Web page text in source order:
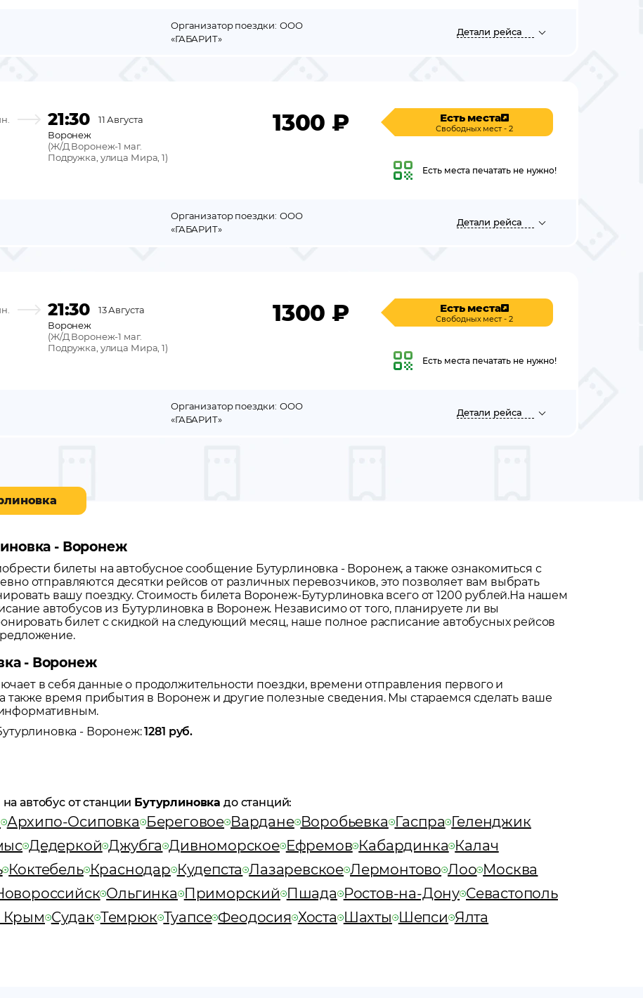
Организатор поездки: ООО
«ГАБАРИТ»
Детали рейса
21:30
11 Августа
Воронеж
(Ж/Д Воронеж-1 маг.
Подружка, улица Мира, 1)
1300 ₽ Есть места
Свободных мест - 2
Есть места печатать не нужно!
Организатор поездки: ООО
«ГАБАРИТ»
Детали рейса
21:30
13 Августа
Воронеж
(Ж/Д Воронеж-1 маг.
Подружка, улица Мира, 1)
1300 ₽ Есть места
Свободных мест - 2
Есть места печатать не нужно!
Организатор поездки: ООО
«ГАБАРИТ»
Детали рейса
- Воронеж
билеты на автобусное сообщение Бутурлиновка - Воронеж, а также ознакомиться с
отправляются десятки рейсов от различных перевозчиков, это позволяет вам выбрать
вашу поездку. Стоимость билета Воронеж-Бутурлиновка всего от 1200 рублей.На нашем
автобусов из Бутурлиновка в Воронеж. Независимо от того, планируете ли вы
билет с скидкой на следующий месяц, наше полное расписание автобусных рейсов
- Воронеж
в себя данные о продолжительности поездки, времени отправления первого и
также время прибытия в Воронеж и другие полезные сведения. Мы стараемся сделать ваше
- Воронеж: 1281 руб.
автобус от станции Бутурлиновка до станций:
Архипо-Осиповка Береговое Вардане Воробьевка Гаспра Геленджик
Дедеркой Джубга Дивноморское Ефремов Кабардинка Калач
Коктебель Краснодар Кудепста Лазаревское Лермонтово Лоо Москва
Ольгинка Приморский Пшада Ростов-на-Дону Севастополь
Крым Судак Темрюк Туапсе Феодосия Хоста Шахты Шепси Ялта